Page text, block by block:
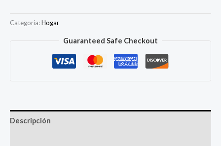
Categoría:Hogar
Guaranteed Safe Checkout
Descripción